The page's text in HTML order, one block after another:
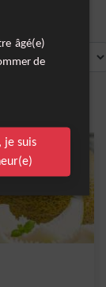
âgé(e)
de
je suis